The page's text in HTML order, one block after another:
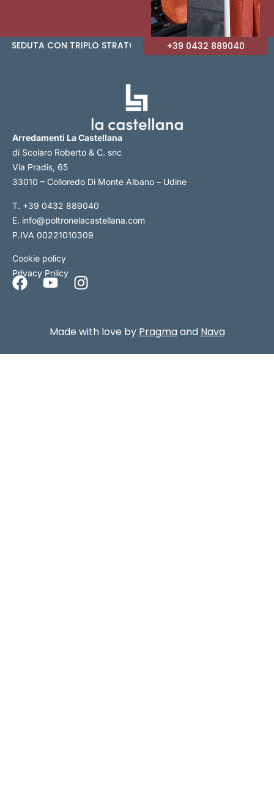
CON TRIPLO STRATO DI IMBOTTITURA •
+39 0432 889040
Arredamenti La Castellana
di Scolaro Roberto & C. snc
Via Pradis, 65
33010 – Colloredo Di Monte Albano – Udine
T. +39 0432 889040
E. info@poltronelacastellana.com
P.IVA 00221010309
Cookie policy
Privacy Policy
Made with love by Pragmaand Nava